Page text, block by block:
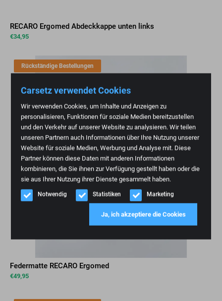
Carsetz verwendet Cookies
Wir verwenden Cookies, um Inhalte und Anzeigen zu
personalisieren, Funktionen für soziale Medien bereitzustellen
und den Verkehr auf unserer Website zu analysieren. Wir teilen
unseren Partnern auch Informationen über Ihre Nutzung unserer
Website für soziale Medien, Werbung und Analyse mit. Diese
Partner können diese Daten mit anderen Informationen
kombinieren, die Sie ihnen zur Verfügung gestellt haben oder die
sie aus Ihrer Nutzung ihrer Dienste gesammelt haben.
Notwendig Statistiken Marketing
Ja, ich akzeptiere die Cookies
RECARO Ergomed Abdeckkappe unten links
€34,95
Rückständige Bestellungen
Federmatte RECARO Ergomed
€49,95